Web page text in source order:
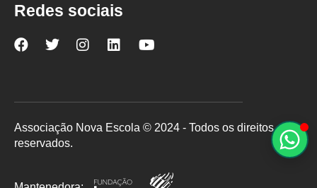
Redes sociais
Nova
Facebook
Nova
Twitter
Nova
Instagram
Nova
LinkedInYouTube
Associação Nova Escola © 2024 - Todos os direitos
reservados.